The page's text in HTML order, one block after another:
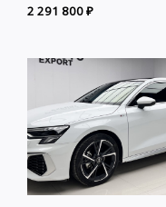
2 291 800₽